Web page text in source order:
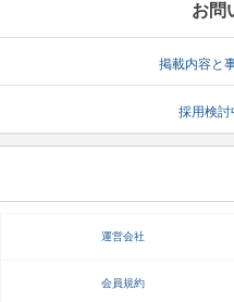
就活ノウハウ・サポー
就活ノウハウが満載！
就活ニュースペーパー
お問
掲載内容と
採用検討
運営会社
会員規約